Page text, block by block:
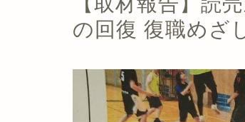
の回復 復職めざ